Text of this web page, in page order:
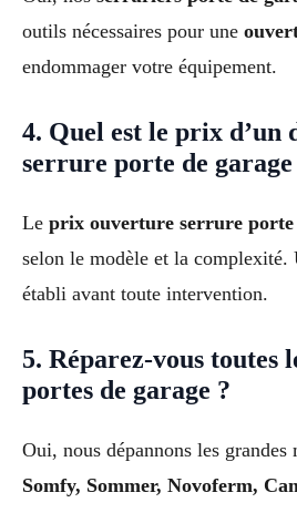
outils nécessaires pour une
endommager votre équipement.
4. Quel est le prix d’un
serrure porte de garage
Le prix ouverture serrure porte
selon le modèle et la complexité.
établi avant toute intervention.
5. Réparez-vous toutes
portes de garage ?
Oui, nous dépannons les grandes
Somfy, Sommer, Novoferm,